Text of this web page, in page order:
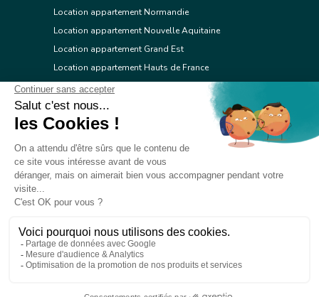
© 2026 Réseau immobilier l'Adresse
Location appartement Normandie
Location appartement Nouvelle Aquitaine
Location appartement Grand Est
Location appartement Hauts de France
Location appartement Ile de France
Location appartement Centre Val de Loire
Location appartement Occitanie
Location appartement Provence Alpes Côte d'Azur
Location appartement Corse